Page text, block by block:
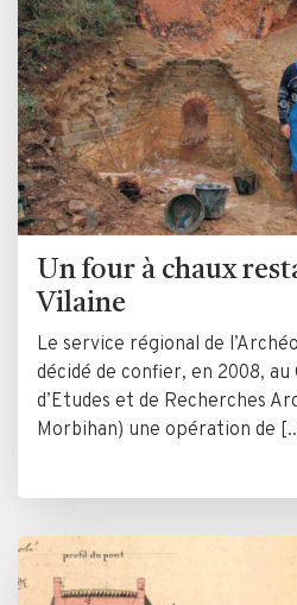
Un four à chaux
Vilaine
Le service régional de
décidé de confier, en 2008, au
d’Etudes et de Recherches
Morbihan) une opération de